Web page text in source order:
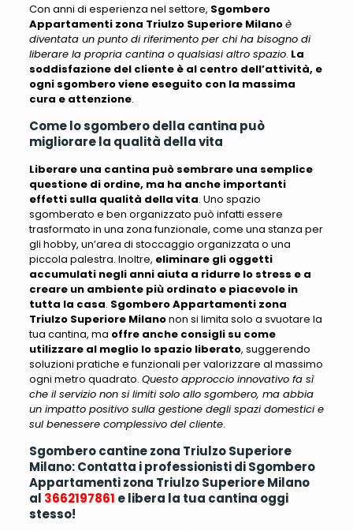
Con anni di esperienza nel settore, Sgombero
Appartamenti zona Triulzo Superiore Milanoè
diventata un punto di riferimento per chi ha bisogno di
liberare la propria cantina o qualsiasi altro spazio. La
soddisfazione del cliente è al centro dell’attività, e
ogni sgombero viene eseguito con la massima
cura e attenzione.
Come lo sgombero della cantina può
migliorare la qualità della vita
Liberare una cantina può sembrare una semplice
questione di ordine, ma ha anche importanti
effetti sulla qualità della vita. Uno spazio
sgomberato e ben organizzato può infatti essere
trasformato in una zona funzionale, come una stanza per
gli hobby, un’area di stoccaggio organizzata o una
piccola palestra. Inoltre, eliminare gli oggetti
accumulati negli anni aiuta a ridurre lo stress e a
creare un ambiente più ordinato e piacevole in
tutta la casa. Sgombero Appartamenti zona
Triulzo Superiore Milanonon si limita solo a svuotare la
tua cantina, ma offre anche consigli su come
utilizzare al meglio lo spazio liberato, suggerendo
soluzioni pratiche e funzionali per valorizzare al massimo
ogni metro quadrato. Questo approccio innovativo fa sì
che il servizio non si limiti solo allo sgombero, ma abbia
un impatto positivo sulla gestione degli spazi domestici e
sul benessere complessivo del cliente.
Sgombero cantine zona Triulzo Superiore
Milano: Contatta i professionisti di Sgombero
Appartamenti zona Triulzo Superiore Milano
al 3662197861 e libera la tua cantina oggi
stesso!